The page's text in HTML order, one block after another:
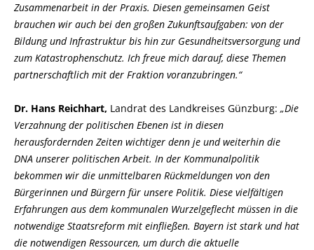
Zusammenarbeit in der Praxis. Diesen gemeinsamen Geist
brauchen wir auch bei den großen Zukunftsaufgaben: von der
Bildung und Infrastruktur bis hin zur Gesundheitsversorgung und
zum Katastrophenschutz. Ich freue mich darauf, diese Themen
partnerschaftlich mit der Fraktion voranzubringen.“
Dr. Hans Reichhart, Landrat des Landkreises Günzburg: Die
Verzahnung der politischen Ebenen ist in diesen
herausfordernden Zeiten wichtiger denn je und weiterhin die
DNA unserer politischen Arbeit. In der Kommunalpolitik
bekommen wir die unmittelbaren Rückmeldungen von den
Bürgerinnen und Bürgern für unsere Politik. Diese vielfältigen
Erfahrungen aus dem kommunalen Wurzelgeflecht müssen in die
notwendige Staatsreform mit einfließen. Bayern ist stark und hat
die notwendigen Ressourcen, um durch die aktuelle